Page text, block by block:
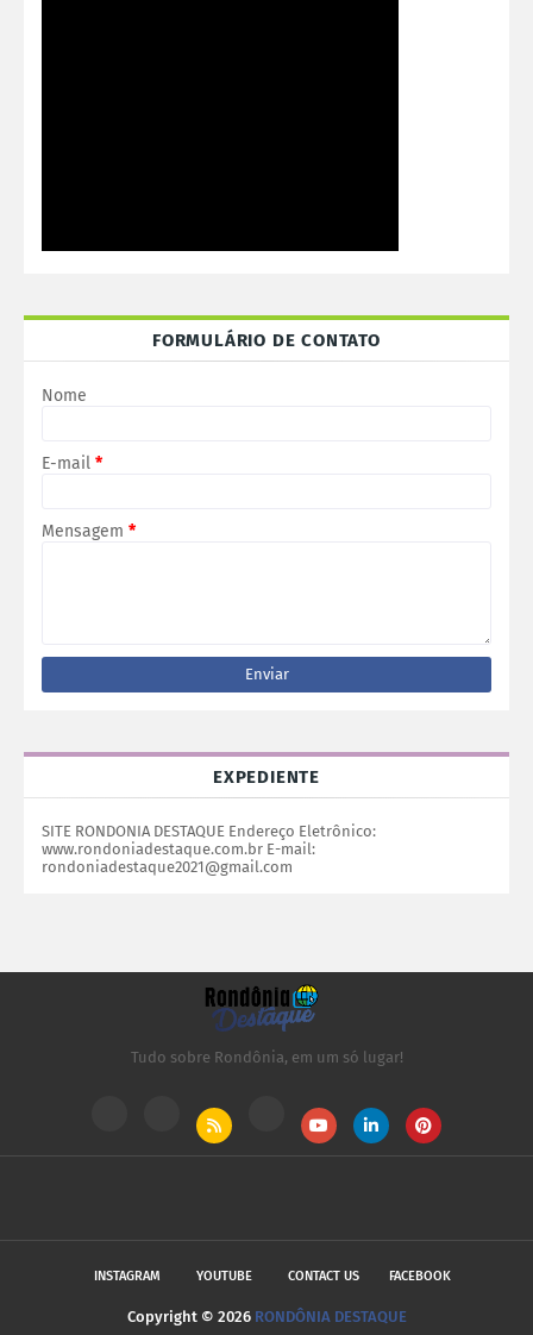
FORMULÁRIO DE CONTATO
Nome
E-mail *
Mensagem *
EXPEDIENTE
SITE RONDONIA DESTAQUE Endereço Eletrônico:
www.rondoniadestaque.com.br E-mail:
rondoniadestaque2021@gmail.com
Tudo sobre Rondônia, em um só lugar!
INSTAGRAM YOUTUBE CONTACT US FACEBOOK
Copyright © 2026 RONDÔNIA DESTAQUE